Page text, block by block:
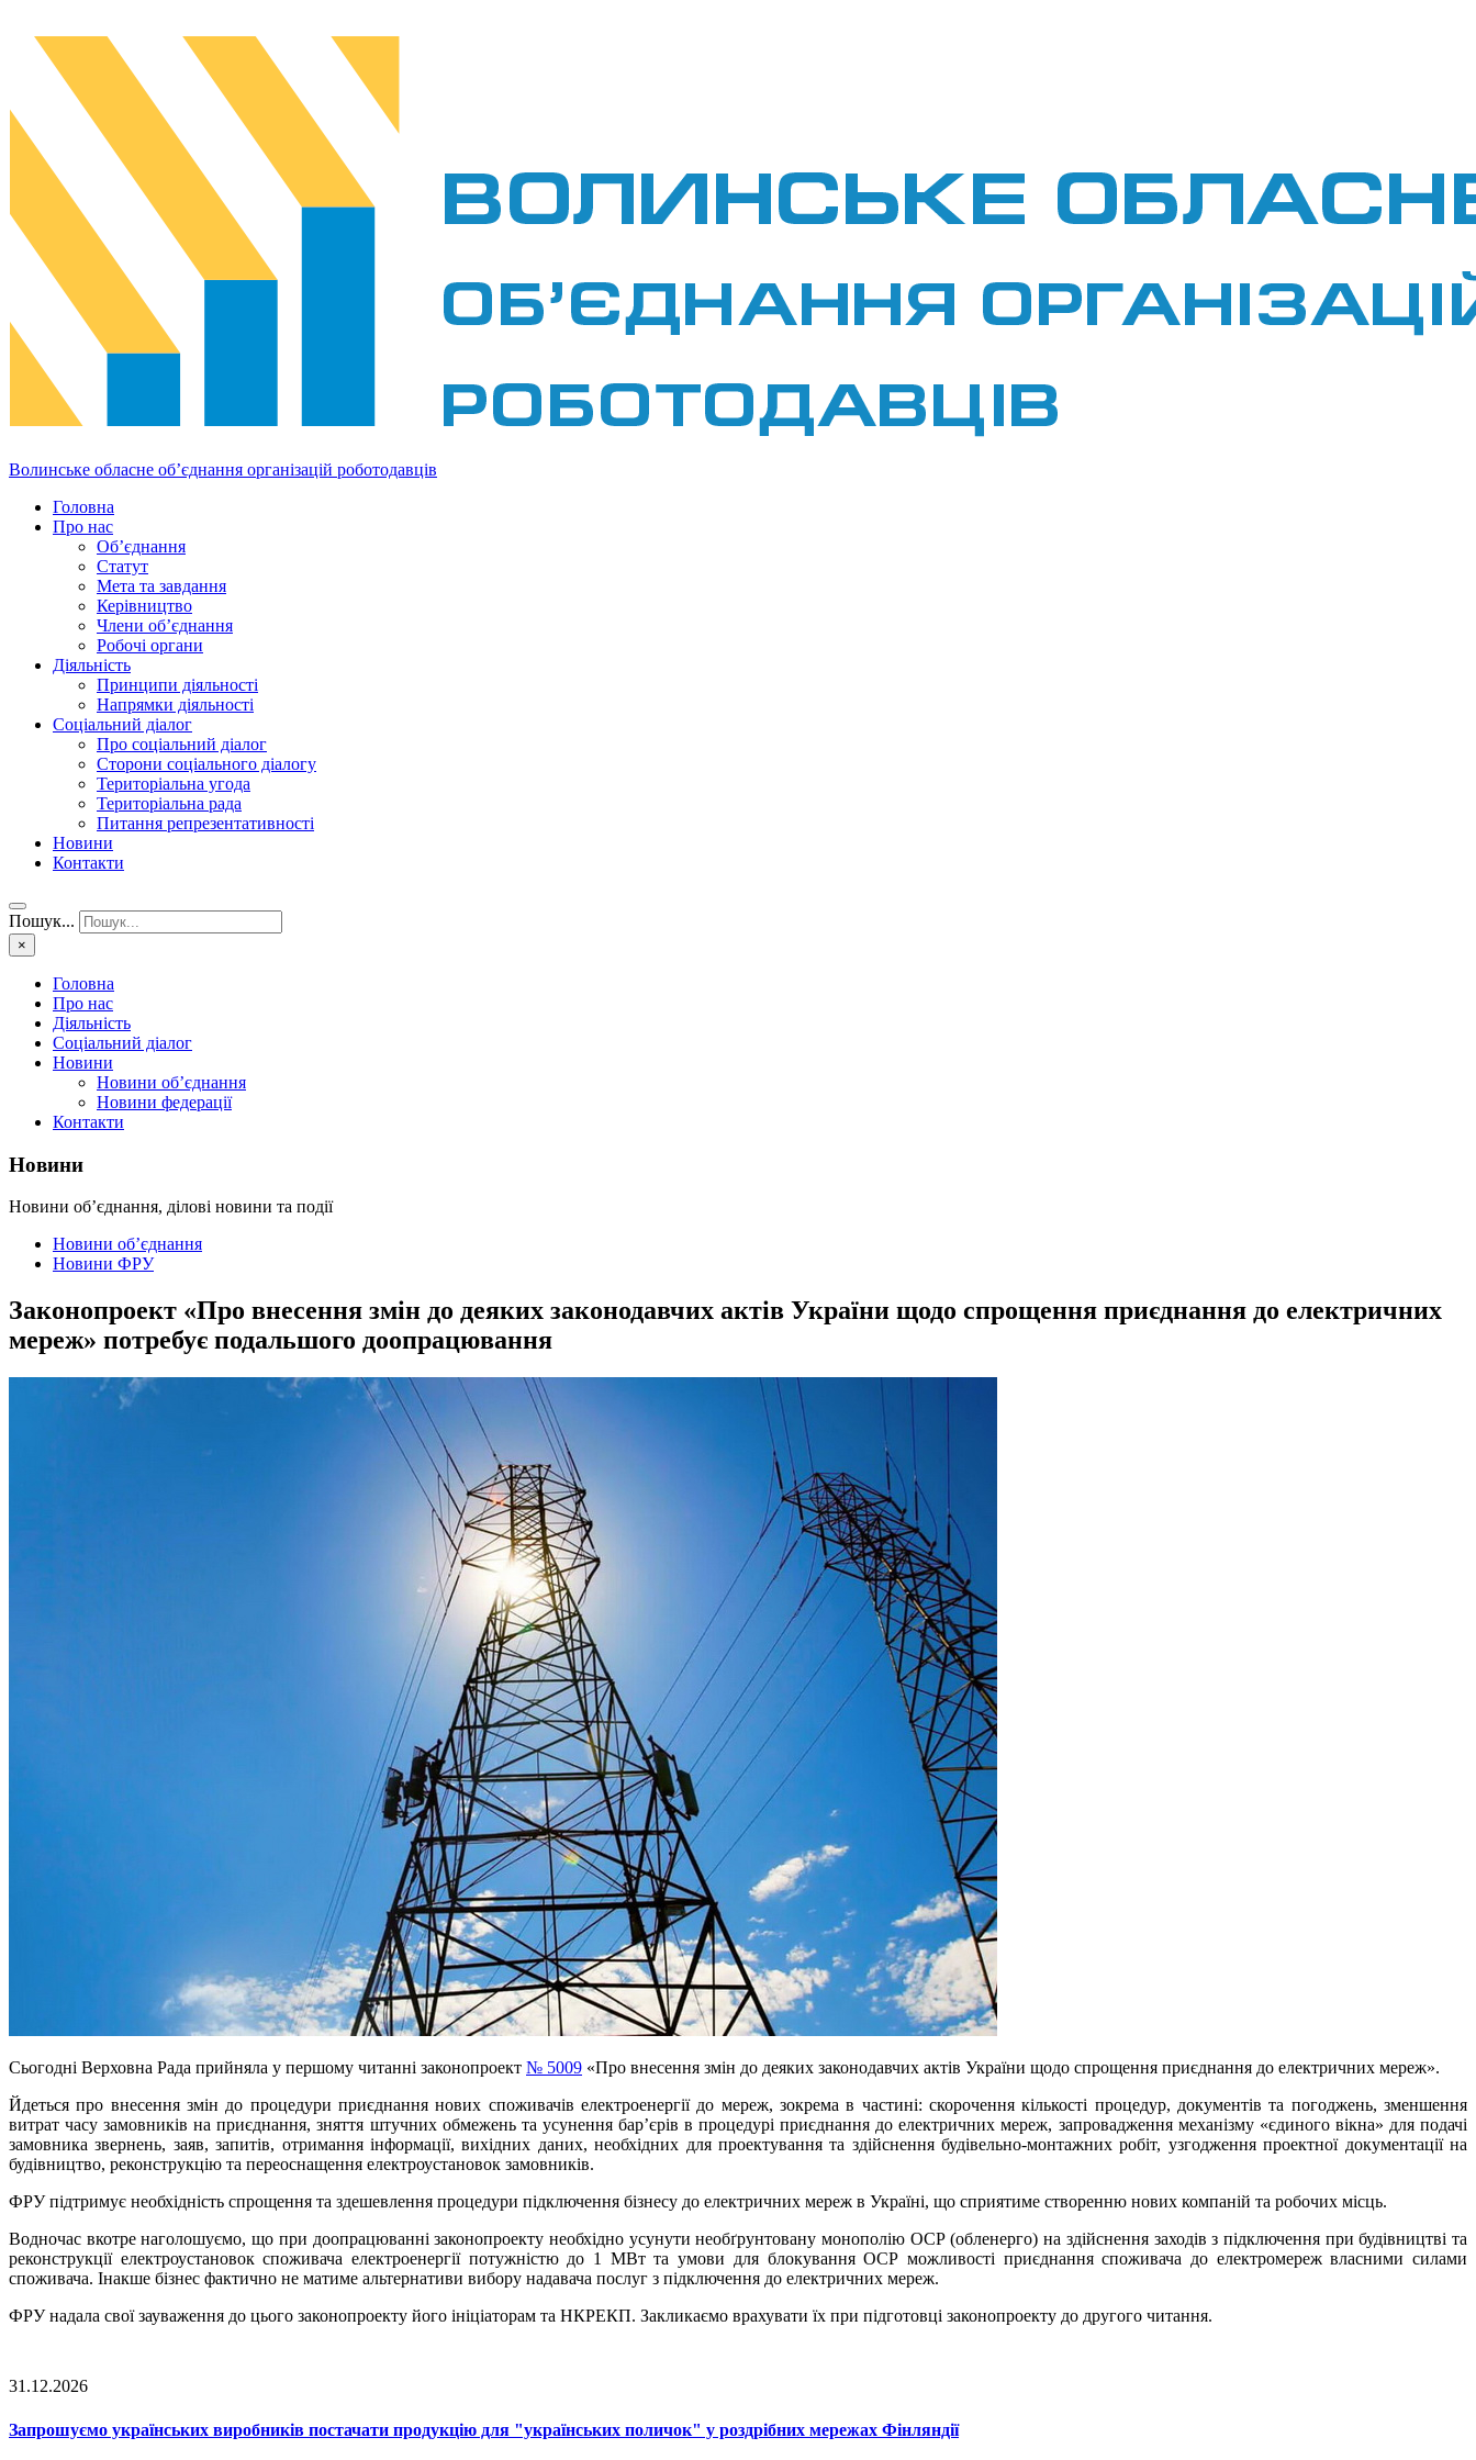
Волинське обласне об’єднання організацій роботодавців
Головна
Про нас
Об’єднання
Статут
Мета та завдання
Керівництво
Члени об’єднання
Робочі органи
Діяльність
Принципи діяльності
Напрямки діяльності
Соціальний діалог
Про соціальний діалог
Сторони соціального діалогу
Територіальна угода
Територіальна рада
Питання репрезентативності
Новини
Контакти
Пошук...
×
Головна
Про нас
Діяльність
Соціальний діалог
Новини
Новини об’єднання
Новини федерації
Контакти
Новини
Новини об’єднання, ділові новини та події
Новини об’єднання
Новини ФРУ
Законопроект «Про внесення змін до деяких законодавчих актів України щодо спрощення приєднання до електричних
мереж» потребує подальшого доопрацювання
Сьогодні Верховна Рада прийняла у першому читанні законопроект № 5009 «Про внесення змін до деяких законодавчих актів України щодо спрощення приєднання до електричних мереж».
Йдеться про внесення змін до процедури приєднання нових споживачів електроенергії до мереж, зокрема в частині: скорочення кількості процедур, документів та погоджень, зменшення
витрат часу замовників на приєднання, зняття штучних обмежень та усунення бар’єрів в процедурі приєднання до електричних мереж, запровадження механізму «єдиного вікна» для подачі
замовника звернень, заяв, запитів, отримання інформації, вихідних даних, необхідних для проектування та здійснення будівельно-монтажних робіт, узгодження проектної документації на
будівництво, реконструкцію та переоснащення електроустановок замовників.
ФРУ підтримує необхідність спрощення та здешевлення процедури підключення бізнесу до електричних мереж в Україні, що сприятиме створенню нових компаній та робочих місць.
Водночас вкотре наголошуємо, що при доопрацюванні законопроекту необхідно усунути необґрунтовану монополію ОСР (обленерго) на здійснення заходів з підключення при будівництві та
реконструкції електроустановок споживача електроенергії потужністю до 1 МВт та умови для блокування ОСР можливості приєднання споживача до електромереж власними силами
споживача. Інакше бізнес фактично не матиме альтернативи вибору надавача послуг з підключення до електричних мереж.
ФРУ надала свої зауваження до цього законопроекту його ініціаторам та НКРЕКП. Закликаємо врахувати їх при підготовці законопроекту до другого читання.
31.12.2026
Запрошуємо українських виробників постачати продукцію для "українських поличок" у роздрібних мережах Фінляндії